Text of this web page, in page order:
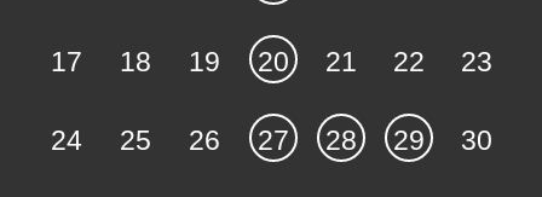
17 18 19 20 21 22 23
24 25 26 27 28 29 30